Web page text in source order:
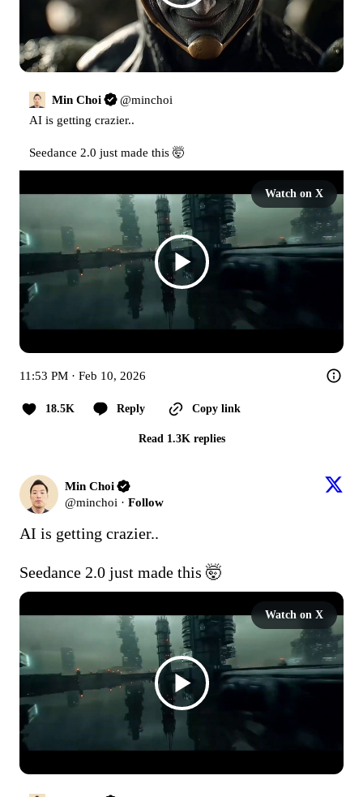
Min Choi @minchoi
AI is getting crazier..
Seedance 2.0 just made this 🤯
Watch on X
11:53 PM · Feb 10, 2026
18.5K Reply Copy link
Read 1.3K replies
Min Choi
@minchoi · Follow
AI is getting crazier..
Seedance 2.0 just made this 🤯
Watch on X